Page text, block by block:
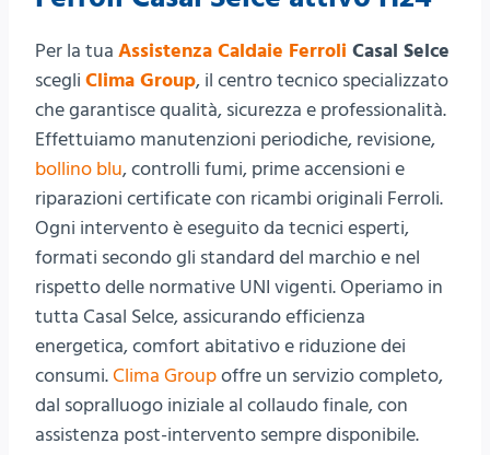
Per la tua Assistenza Caldaie Ferroli Casal Selce
scegli Clima Group, il centro tecnico specializzato
che garantisce qualità, sicurezza e professionalità.
Effettuiamo manutenzioni periodiche, revisione,
bollino blu, controlli fumi, prime accensioni e
riparazioni certificate con ricambi originali Ferroli.
Ogni intervento è eseguito da tecnici esperti,
formati secondo gli standard del marchio e nel
rispetto delle normative UNI vigenti. Operiamo in
tutta Casal Selce, assicurando efficienza
energetica, comfort abitativo e riduzione dei
consumi.Clima Groupoffre un servizio completo,
dal sopralluogo iniziale al collaudo finale, con
assistenza post-intervento sempre disponibile.